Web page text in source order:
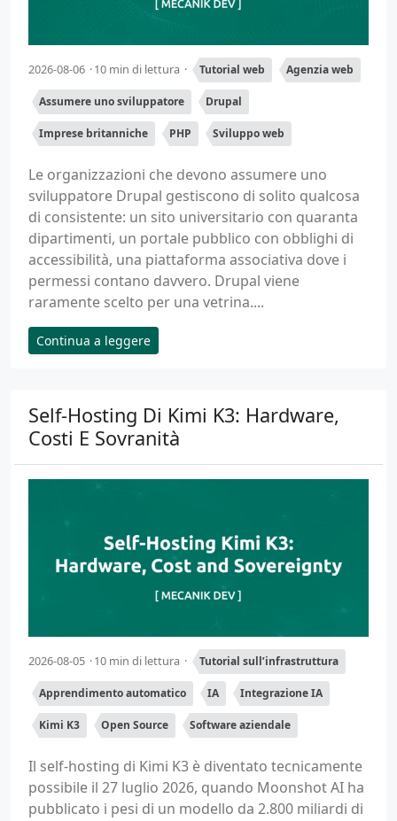
2026-08-06 10 min di lettura Tutorial web Agenzia web
Assumere uno sviluppatore Drupal
Imprese britanniche PHP Sviluppo web
Le organizzazioni che devono assumere uno
sviluppatore Drupal gestiscono di solito qualcosa
di consistente: un sito universitario con quaranta
dipartimenti, un portale pubblico con obblighi di
accessibilità, una piattaforma associativa dove i
permessi contano davvero. Drupal viene
raramente scelto per una vetrina....
Continua a leggere
Self-Hosting Di Kimi K3: Hardware,
Costi E Sovranità
2026-08-05 10 min di lettura Tutorial sull’infrastruttura
Apprendimento automatico IA Integrazione IA
Kimi K3 Open Source Software aziendale
Il self-hosting di Kimi K3 è diventato tecnicamente
possibile il 27 luglio 2026, quando Moonshot AI ha
pubblicato i pesi di un modello da 2.800 miliardi di